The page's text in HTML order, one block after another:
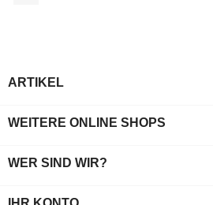
ARTIKEL
WEITERE ONLINE SHOPS
WER SIND WIR?